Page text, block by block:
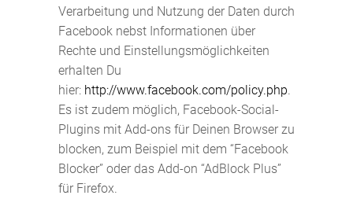
Verarbeitung und Nutzung der Daten durch
Facebook nebst Informationen über
Rechte und Einstellungsmöglichkeiten
erhalten Du
hier: http://www.facebook.com/policy.php
Es ist zudem möglich, Facebook-Social-
Plugins mit Add-ons für Deinen Browser zu
blocken, zum Beispiel mit dem “Facebook
Blocker” oder das Add-on “AdBlock Plus”
für Firefox.